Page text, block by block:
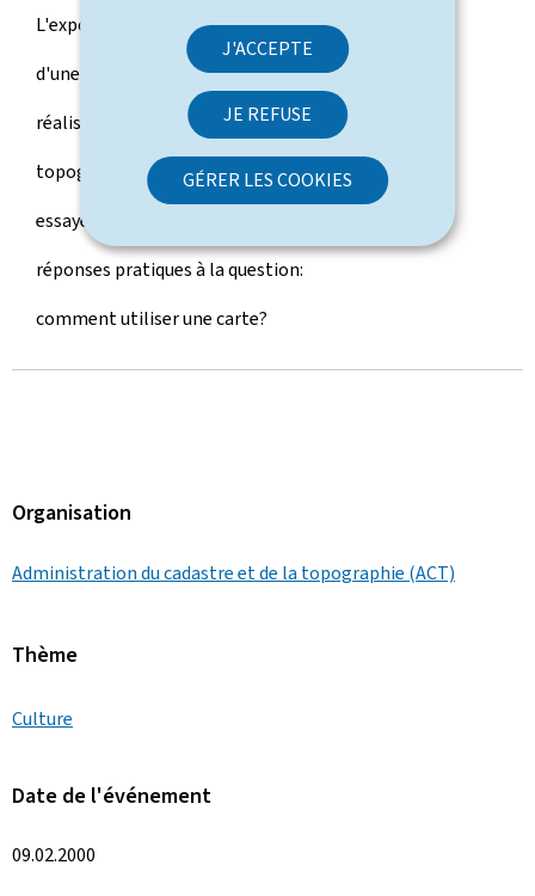
J'ACCEPTE
JE REFUSE
GÉRER LES COOKIES
L'exposition sera accompagnée
d'une brochure gratuite sur la
réalisation d'une carte
topographique. Cette brochure
essayera aussi de donner des
réponses pratiques à la question:
comment utiliser une carte?
Organisation
Administration du cadastre et de la topographie (ACT)
Thème
Culture
Date de l'événement
09.02.2000